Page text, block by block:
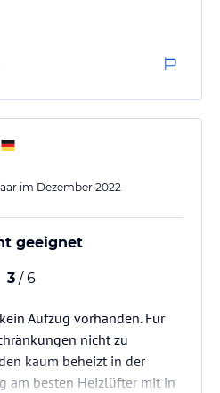
im Dezember 2022
geeignet
3 / 6
Aufzug vorhanden. Für
nicht zu
kaum beheizt in der
am besten Heizlüfter mit in